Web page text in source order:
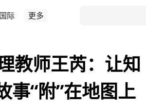
国际 更多
教师王芮：让知
事“附”在地图上